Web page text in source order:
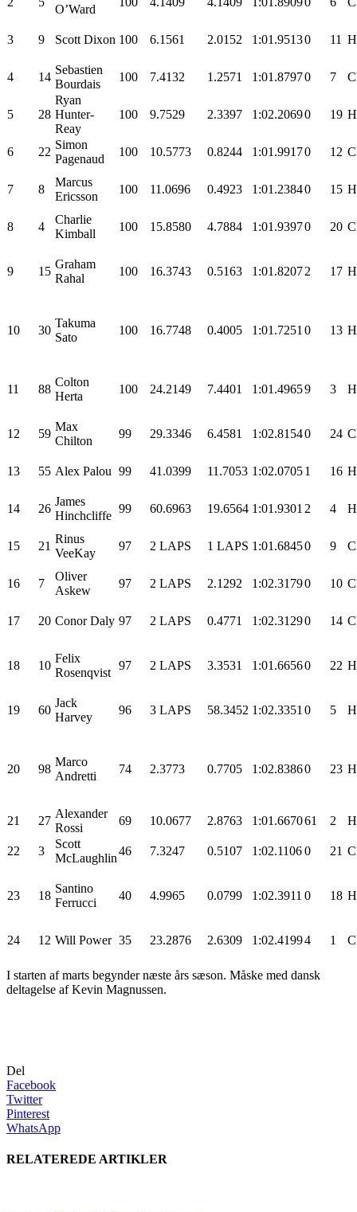
O’Ward
3 9 Scott Dixon 100 6.1561 2.0152 1:01.95130 11
4 14
Sebastien
Bourdais
100 7.4132 1.2571 1:01.87970 7
5 28
Ryan
Hunter-
Reay
100 9.7529 2.3397 1:02.20690 19
6 22
Simon
Pagenaud
100 10.5773 0.8244 1:01.99170 12
7 8
Marcus
Ericsson
100 11.0696 0.4923 1:01.23840 15
8 4
Charlie
Kimball
100 15.8580 4.7884 1:01.93970 20
9 15
Graham
Rahal
100 16.3743 0.5163 1:01.82072 17
10 30
Takuma
Sato
100 16.7748 0.4005 1:01.7251 0 13
11 88
Colton
Herta
100 24.2149 7.4401 1:01.49659 3
12 59
Max
Chilton
99 29.3346 6.4581 1:02.81540 24
13 55 Alex Palou 99 41.0399 11.7053 1:02.07051 16
14 26
James
Hinchcliffe
99 60.6963 19.6564 1:01.9301 2 4
15 21
Rinus
VeeKay
97 2 LAPS 1 LAPS 1:01.68450 9
16 7
Oliver
Askew
97 2 LAPS 2.1292 1:02.31790 10
17 20 Conor Daly 97 2 LAPS 0.4771 1:02.31290 14
18 10
Felix
Rosenqvist
97 2 LAPS 3.3531 1:01.66560 22
19 60
Jack
Harvey
96 3 LAPS 58.3452 1:02.3351 0 5
20 98
Marco
Andretti
74 2.3773 0.7705 1:02.83860 23
21 27
Alexander
Rossi
69 10.0677 2.8763 1:01.667061 2
22 3
Scott
McLaughlin
46 7.3247 0.5107 1:02.11060 21
23 18
Santino
Ferrucci
40 4.9965 0.0799 1:02.3911 0 18
24 12 Will Power 35 23.2876 2.6309 1:02.41994 1
I starten af marts begynder næste års sæson. Måske med dansk
deltagelse af Kevin Magnussen.
Del
Facebook
Twitter
Pinterest
WhatsApp
RELATEREDE ARTIKLER